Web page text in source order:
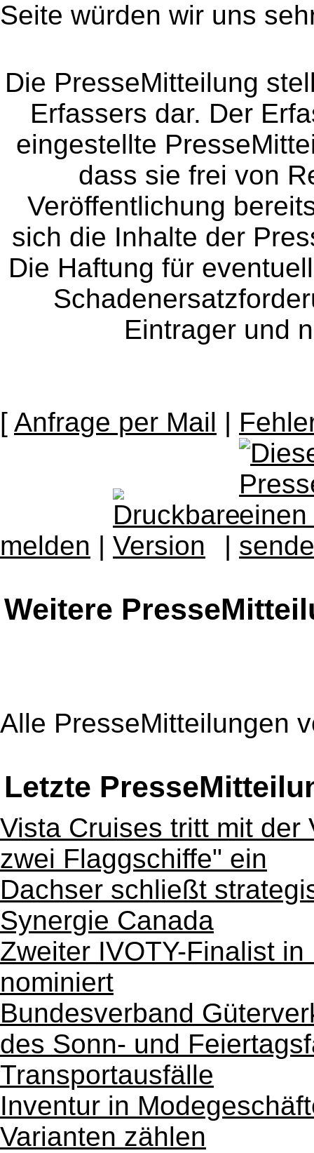
Seite würden wir uns
Die PresseMitteilung
Erfassers dar. Der
eingestellte
dass sie frei von
Veröffentlichung
sich die Inhalte der
Die Haftung für
Eintrager und
[ Anfrage per Mail |
melden | |
Weitere
Alle PresseMitteilungen
Letzte
Vista Cruises tritt mit der
zwei Flaggschiffe" ein
Dachser schließt
Synergie Canada
Zweiter IVOTY-Finalist
nominiert
Bundesverband
des Sonn- und
Transportausfälle
Inventur in
Varianten zählen